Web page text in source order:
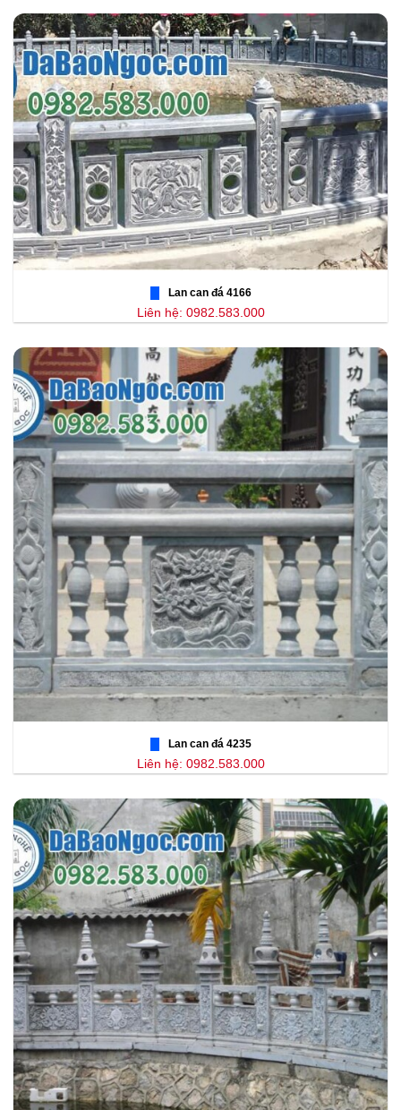
Lan can đá 4166
Liên hệ: 0982.583.000
Lan can đá 4235
Liên hệ: 0982.583.000